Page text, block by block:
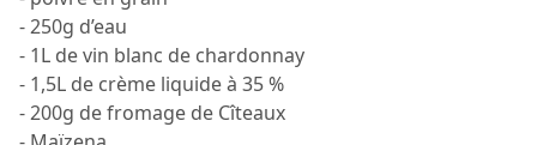
- 250g d’eau
- 1L de vin blanc de chardonnay
- 1,5L de crème liquide à 35 %
- 200g de fromage de Cîteaux